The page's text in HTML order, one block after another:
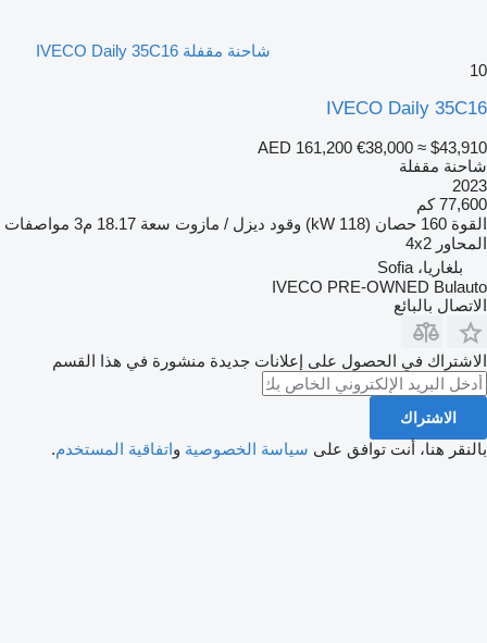
شاحنة مقفلة IVECO Daily 35C16
10
IVECO Daily 35C16
AED 161,200 €38,000 ≈ $43,910
شاحنة مقفلة
2023
77,600 كم
القوة 160 حصان (118 kW) وقود ديزل / مازوت سعة 18.17 م3
مواصفات
المحاور 4x2
بلغاريا، Sofia
IVECO PRE-OWNED Bulauto
الاتصال بالبائع
الاشتراك في الحصول على إعلانات جديدة منشورة في هذا القسم
الاشتراك
بالنقر هنا، أنت توافق على سياسة الخصوصية واتفاقية المستخدم.